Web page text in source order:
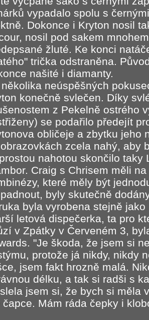
vypadalo spolu s
Dokonce i Kryton nosil
nosil pod sakem
žluté. Ke konci
trička odstraněna.
našité i diamanty.
několika neúspěšných
konečně svlečen. Díky
z Pekelně ostrého
se podařilo předejít
obličeje a zbytku jeho
zcela nahý, aby
nahotou skončilo
Craig s Chrisem měli
které měly být
byly skutečně
byla vyrobena stejně
letová dispečerka, ta pro
v Zpátky v Červeném 3,
"Je škoda, že jsem si
protože já nikdy, nikdy
jsem fakt hrozně malá.
délku, a tak si radši s
jsem si, že bych si měla
čapce. Mám ráda čepky i